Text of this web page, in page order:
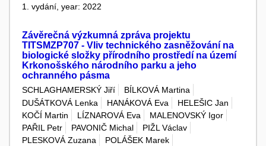
1. vydání, year: 2022
Závěrečná výzkumná zpráva projektu
TITSMZP707 - Vliv technického zasněžování na
biologické složky přírodního prostředí na území
Krkonošského národního parku a jeho
ochranného pásma
SCHLAGHAMERSKÝ Jiří
BÍLKOVÁ Martina
DUŠÁTKOVÁ Lenka
HANÁKOVÁ Eva
HELEŠIC Jan
KOČÍ Martin
LÍZNAROVÁ Eva
MALENOVSKÝ Igor
PAŘIL Petr
PAVONIČ Michal
PIŽL Václav
PLESKOVÁ Zuzana
POLÁŠEK Marek